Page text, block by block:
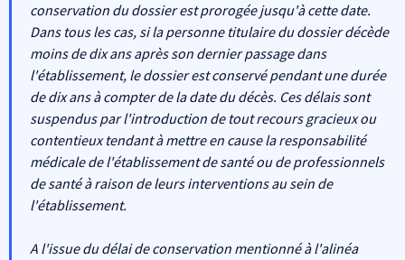
conservation du dossier est prorogée jusqu'à cette date.
Dans tous les cas, si la personne titulaire du dossier décède
moins de dix ans après son dernier passage dans
l'établissement, le dossier est conservé pendant une durée
de dix ans à compter de la date du décès. Ces délais sont
suspendus par l'introduction de tout recours gracieux ou
contentieux tendant à mettre en cause la responsabilité
médicale de l'établissement de santé ou de professionnels
de santé à raison de leurs interventions au sein de
l'établissement.
A l'issue du délai de conservation mentionné à l'alinéa